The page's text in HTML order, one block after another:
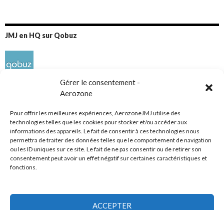
Gérer le consentement -
Aerozone
Pour offrir les meilleures expériences, AerozoneJMJ utilise des
technologies telles que les cookies pour stocker et/ou accéder aux
informations des appareils. Le fait de consentir à ces technologies nous
permettra de traiter des données telles que le comportement de navigation
ou les ID uniques sur ce site. Le fait de ne pas consentir ou de retirer son
consentement peut avoir un effet négatif sur certaines caractéristiques et
fonctions.
ACCEPTER
JMJ en HQ sur Qobuz
Réseaux sociaux